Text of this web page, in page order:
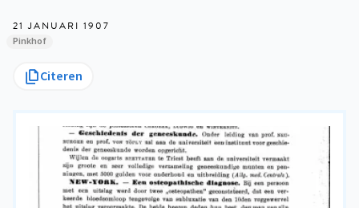
21 JANUARI 1907
Pinkhof
Citeren